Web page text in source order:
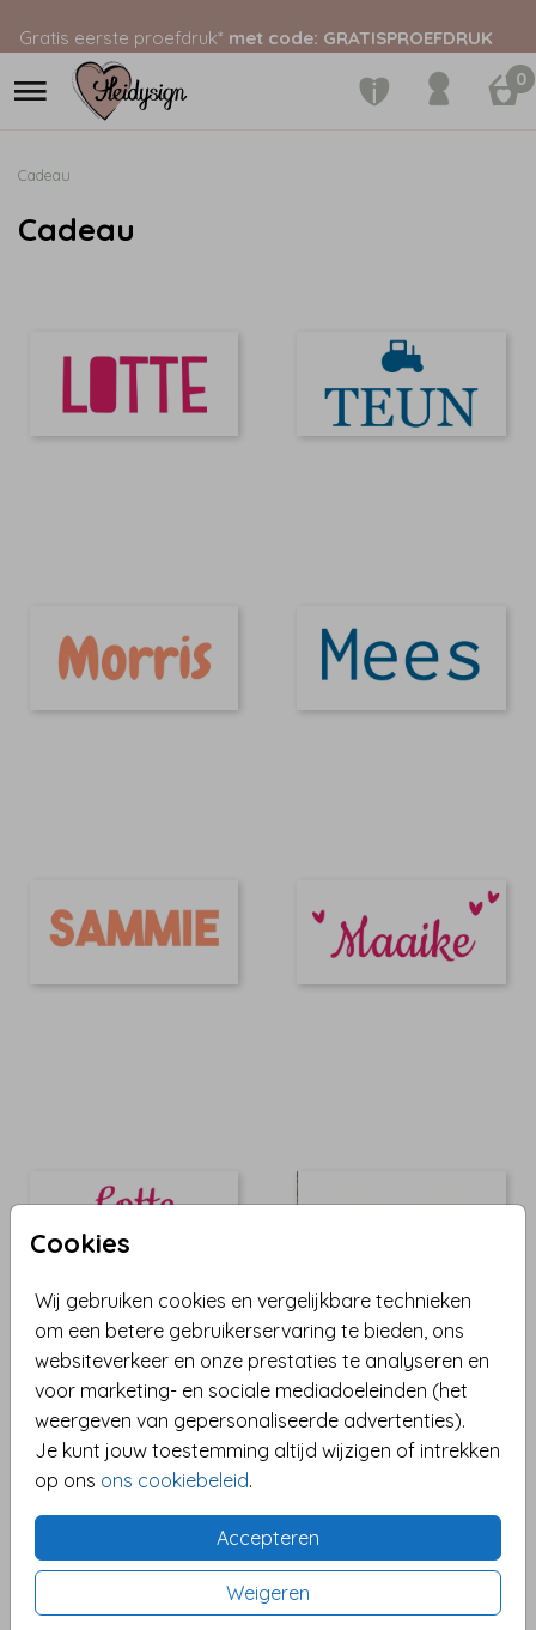
Gratis eerste proefdruk* met code: GRATISPROEFDRUK
0
Cookies
Wij gebruiken cookies en vergelijkbare technieken
om een betere gebruikerservaring te bieden, ons
websiteverkeer en onze prestaties te analyseren en
voor marketing- en sociale mediadoeleinden (het
weergeven van gepersonaliseerde advertenties).
Je kunt jouw toestemming altijd wijzigen of intrekken
op ons ons cookiebeleid.
Accepteren
Weigeren
Cadeau
Cadeau